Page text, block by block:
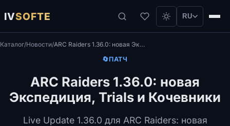
IVSOFTE RU
Каталог/Новости/
ARC Raiders 1.36.0: новая Экспедиция, Trials и Кочевники
🔄ПАТЧ
ARC Raiders 1.36.0: новая
Экспедиция, Trials и Кочевники
Live Update 1.36.0 для ARC Raiders: новая